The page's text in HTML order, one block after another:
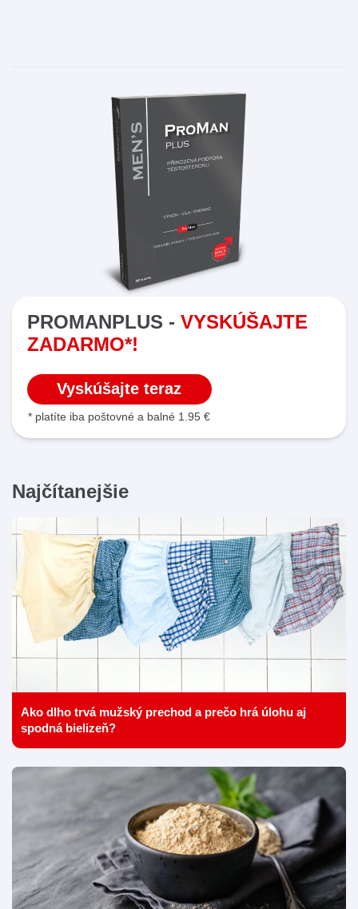
PROMANPLUS - VYSKÚŠAJTE
ZADARMO*!
Vyskúšajte teraz
* platíte iba poštovné a balné 1.95 €
Najčítanejšie
Ako dlho trvá mužský prechod a prečo hrá úlohu aj
spodná bielizeň?